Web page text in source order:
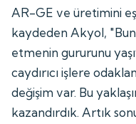
AR-GE ve üretimini
kaydeden Akyol,
etmenin gururunu
caydırıcı işlere
değişim var. Bu
kazandırdık. Artık